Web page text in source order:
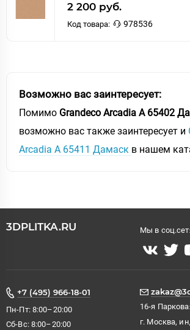
2 200 руб.
Код товара: 978536
Возможно вас заинтересует:
Помимо Grandeco Arcadia A 65402
возможно вас также заинтересует и
Arcadia A 65411 Дамаск в нашем
3DPLITKA.RU Мы в
+7 (495) 966-18-01
Пн-Пт: 8:00–20:00
Сб-Вс: 8:00–20:00
16-я
г. Москва,